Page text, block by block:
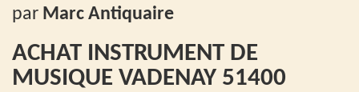
par Marc Antiquaire
ACHAT INSTRUMENT DE
MUSIQUE VADENAY 51400